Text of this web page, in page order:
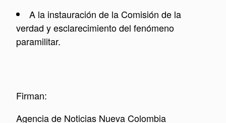
A la instauración de la Comisión de la
verdad y esclarecimiento del fenómeno
paramilitar.
Firman:
Agencia de Noticias Nueva Colombia